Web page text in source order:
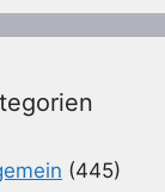
(445)